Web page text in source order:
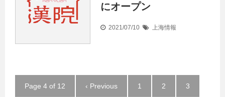
にオープン
2021/07/10 上海情報
Page 4 of 12 ‹ Previous 1 2 3